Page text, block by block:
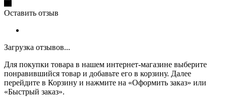
Оставить отзыв
Загрузка отзывов...
Для покупки товара в нашем интернет-магазине выберите
понравившийся товар и добавьте его в корзину. Далее
перейдите в Корзину и нажмите на «Оформить заказ» или
«Быстрый заказ».